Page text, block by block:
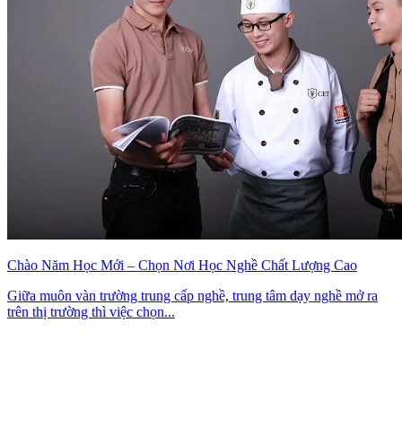
Chào Năm Học Mới – Chọn Nơi Học Nghề Chất Lượng Cao
Giữa muôn vàn trường trung cấp nghề, trung tâm dạy nghề mở ra
trên thị trường thì việc chọn...